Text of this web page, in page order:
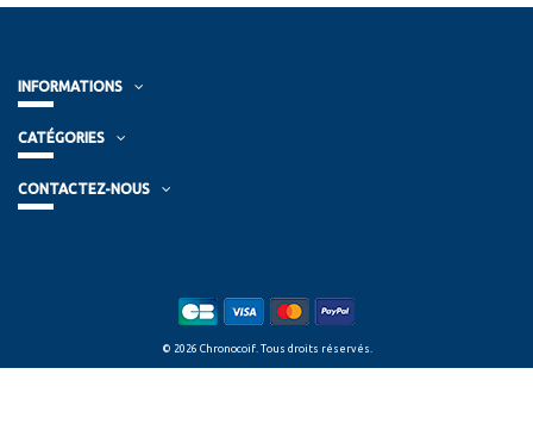
INFORMATIONS
CATÉGORIES
CONTACTEZ-NOUS
© 2026 Chronocoif. Tous droits réservés.